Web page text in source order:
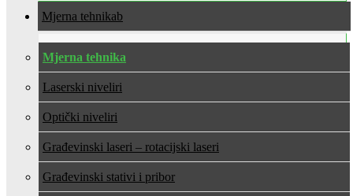
Mjerna tehnika
Mjerna tehnika
Laserski niveliri
Optički niveliri
Građevinski laseri – rotacijski laseri
Građevinski stativi i pribor